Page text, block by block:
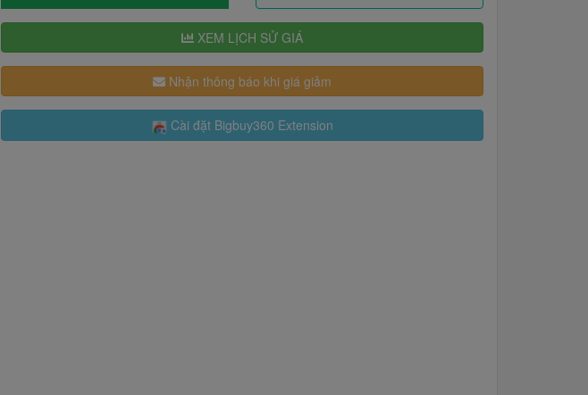
XEM LỊCH SỬ GIÁ
Nhận thông báo khi giá giảm
Cài đặt Bigbuy360 Extension